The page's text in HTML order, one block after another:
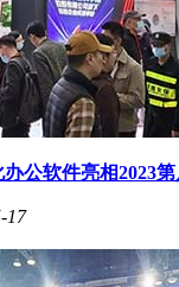
公软件亮相2023
17